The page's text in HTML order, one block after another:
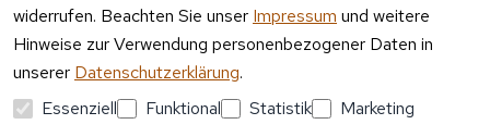
widerrufen. Beachten Sie unser Impressum und weitere
Hinweise zur Verwendung personenbezogener Daten in
unserer Datenschutzerklärung.
Essenziell
Funktional Statistik Marketing